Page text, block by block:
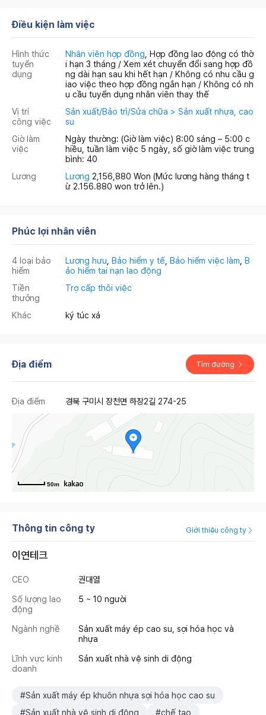
Điều kiện làm việc
Hình thức
tuyển
dụng
Nhân viên hợp đồng , Hợp đồng lao động có thờ
i hạn 3 tháng / Xem xét chuyển đổi sang hợp đồ
ng dài hạn sau khi hết hạn / Không có nhu cầu g
iao việc theo hợp đồng ngắn hạn / Không có nh
u cầu tuyển dụng nhân viên thay thế
Vị trí
công việc
Sản xuất/Bảo trì/Sửa chữa > Sản xuất nhựa, cao
su
Giờ làm
việc
Ngày thường: (Giờ làm việc) 8:00 sáng – 5:00 c
hiều, tuần làm việc 5 ngày, số giờ làm việc trung
bình: 40
Lương
Lương 2,156,880 Won (Mức lương hàng tháng t
ừ 2.156.880 won trở lên.)
Phúc lợi nhân viên
4 loại bảo
hiểm
Lương hưu Bảo hiểm y tế Bảo hiểm việc làm B
ảo hiểm tai nạn lao động
Tiền
thưởng
Trợ cấp thôi việc
Khác ký túc xá
Địa điểm Tìm đường
Địa điểm 경북 구미시 장천면 하장2길 274-25
50m
Thông tin công ty Giới thiệu công ty
이연테크
CEO
권대열
Số lượng lao
động
5 ~ 10 người
Ngành nghề
Sản xuất máy ép cao su, sợi hóa học và
nhựa
Lĩnh vực kinh
doanh
Sản xuất nhà vệ sinh di động
#Sản xuất máy ép khuôn nhựa sợi hóa học cao su
#Sản xuất nhà vệ sinh di động
#chế tạo